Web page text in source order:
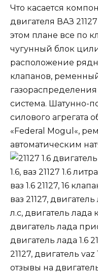
Что касается
двигателя ВАЗ 21127
этом плане все по
чугунный блок
расположение
клапанов,
система. Шатунно-
силового агрегата
« Federal Mogul «,
автоматическим